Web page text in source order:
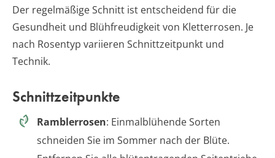
Der regelmäßige Schnitt ist entscheidend für die
Gesundheit und Blühfreudigkeit von Kletterrosen. Je
nach Rosentyp variieren Schnittzeitpunkt und
Technik.
Schnittzeitpunkte
Ramblerrosen: Einmalblühende Sorten
schneiden Sie im Sommer nach der Blüte.